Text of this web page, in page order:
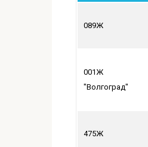
089Ж
001Ж
"Волгоград"
475Ж